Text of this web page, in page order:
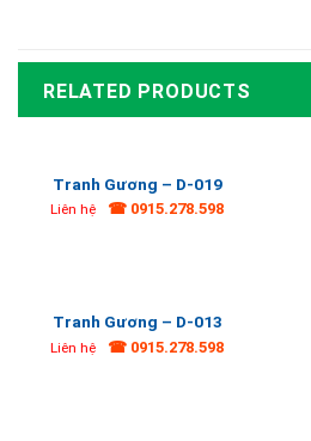
RELATED PRODUCTS
Tranh Gương – D-019
Liên hệ ☎ 0915.278.598
Tranh Gương – D-013
Liên hệ ☎ 0915.278.598